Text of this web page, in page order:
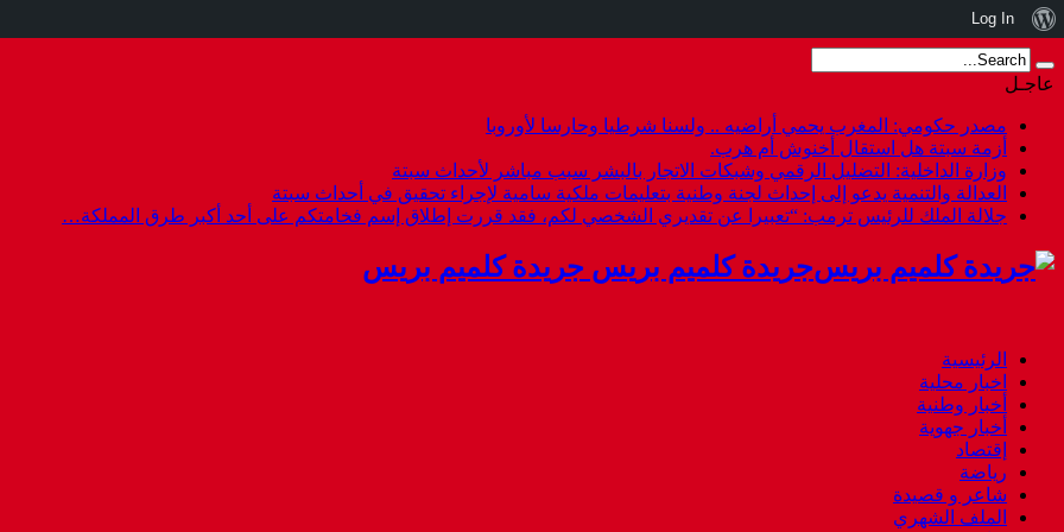
عاجـل
مصدر حكومي: المغرب يحمي أراضيه .. ولسنا شرطيا وحارسا لأوروبا
أزمة سبتة هل استقال أخنوش أم هرب.
وزارة الداخلية: التضليل الرقمي وشبكات الاتجار بالبشر سبب مباشر لأحداث سبتة
العدالة والتنمية يدعو إلى إحداث لجنة وطنية بتعليمات ملكية سامية لإجراء تحقيق في أحداث سبتة
جلالة الملك للرئيس ترمب: “تعبيرا عن تقديري الشخصي لكم، فقد قررت إطلاق إسم فخامتكم على أحد أكبر طرق المملكة…
جريدة كلميم بريس جريدة كلميم بريس
الرئيسية
اخبار محلية
أخبار وطنية
أخبار جهوية
إقتصاد
رياضة
شاعر و قصيدة
الملف الشهري
نبذة
عن
ووردبريس
Log In